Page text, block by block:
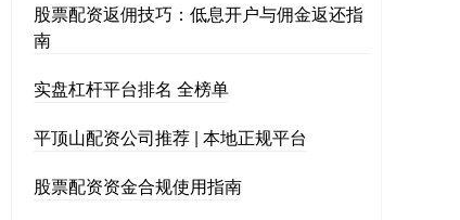
股票配资返佣技巧：低息开户与佣金返还指
南
实盘杠杆平台排名 全榜单
平顶山配资公司推荐 | 本地正规平台
股票配资资金合规使用指南